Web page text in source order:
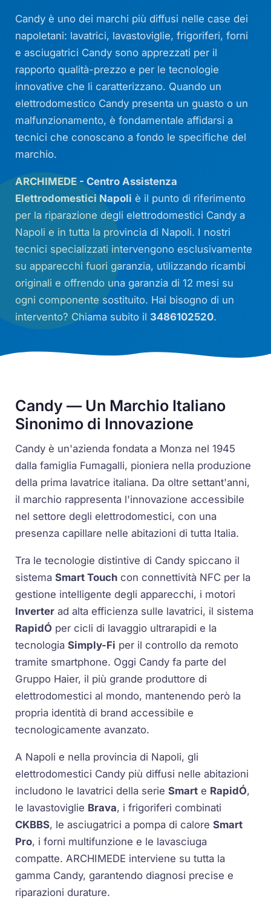
Candy è uno dei marchi più diffusi nelle case dei
napoletani: lavatrici, lavastoviglie, frigoriferi, forni
e asciugatrici Candy sono apprezzati per il
rapporto qualità-prezzo e per le tecnologie
innovative che li caratterizzano. Quando un
elettrodomestico Candy presenta un guasto o un
malfunzionamento, è fondamentale affidarsi a
tecnici che conoscano a fondo le specifiche del
marchio.
ARCHIMEDE - Centro Assistenza
Elettrodomestici Napoli è il punto di riferimento
per la riparazione degli elettrodomestici Candy a
Napoli e in tutta la provincia di Napoli. I nostri
tecnici specializzati intervengono esclusivamente
su apparecchi fuori garanzia, utilizzando ricambi
originali e offrendo una garanzia di 12 mesi su
ogni componente sostituito. Hai bisogno di un
intervento? Chiama subito il 3486102520.
Candy — Un Marchio Italiano
Sinonimo di Innovazione
Candy è un'azienda fondata a Monza nel 1945
dalla famiglia Fumagalli, pioniera nella produzione
della prima lavatrice italiana. Da oltre settant'anni,
il marchio rappresenta l'innovazione accessibile
nel settore degli elettrodomestici, con una
presenza capillare nelle abitazioni di tutta Italia.
Tra le tecnologie distintive di Candy spiccano il
sistemaSmart Touch con connettività NFC per la
gestione intelligente degli apparecchi, i motori
Inverter ad alta efficienza sulle lavatrici, il sistema
RapidÓ per cicli di lavaggio ultrarapidi e la
tecnologiaSimply-Fi per il controllo da remoto
tramite smartphone. Oggi Candy fa parte del
Gruppo Haier, il più grande produttore di
elettrodomestici al mondo, mantenendo però la
propria identità di brand accessibile e
tecnologicamente avanzato.
A Napoli e nella provincia di Napoli, gli
elettrodomestici Candy più diffusi nelle abitazioni
includono le lavatrici della serieSmart e RapidÓ,
le lavastoviglie Brava, i frigoriferi combinati
CKBBS, le asciugatrici a pompa di caloreSmart
Pro, i forni multifunzione e le lavasciuga
compatte. ARCHIMEDE interviene su tutta la
gamma Candy, garantendo diagnosi precise e
riparazioni durature.